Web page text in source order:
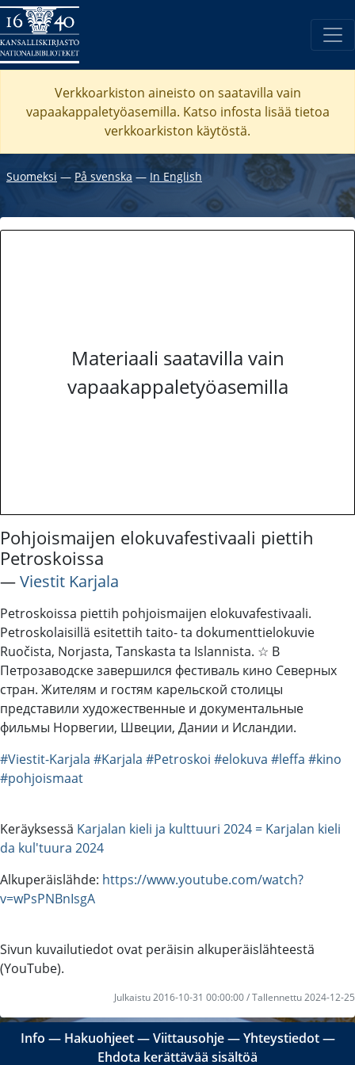
Verkkoarkiston aineisto on saatavilla vain
vapaakappaletyöasemilla. Katso infosta lisää tietoa
verkkoarkiston käytöstä.
Suomeksi ― På svenska ― In English
Materiaali saatavilla vain
vapaakappaletyöasemilla
Pohjoismaijen elokuvafestivaali piettih
Petroskoissa
―Viestit Karjala
Petroskoissa piettih pohjoismaijen elokuvafestivaali.
Petroskolaisillä esitettih taito- ta dokumenttielokuvie
Ruočista, Norjasta, Tanskasta ta Islannista. ☆ В
Петрозаводске завершился фестиваль кино Северных
стран. Жителям и гостям карельской столицы
представили художественные и документальные
фильмы Норвегии, Швеции, Дании и Исландии.
#Viestit-Karjala #Karjala #Petroskoi #elokuva #leffa #kino
#pohjoismaat
Keräyksessä Karjalan kieli ja kulttuuri 2024 = Karjalan kieli
da kul'tuura 2024
Alkuperäislähde: https://www.youtube.com/watch?
v=wPsPNBnIsgA
Sivun kuvailutiedot ovat peräisin alkuperäislähteestä
(YouTube).
Julkaistu 2016-10-31 00:00:00 / Tallennettu 2024-12-25
Info ― Hakuohjeet―Viittausohje―Yhteystiedot―
Ehdota kerättävää sisältöä